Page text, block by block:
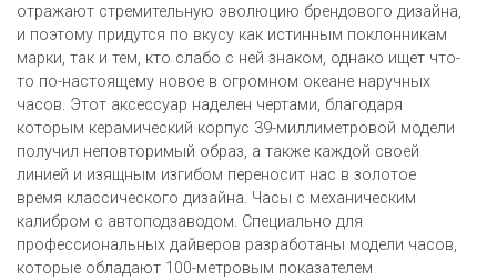
отражают стремительную эволюцию брендового дизайна,
и поэтому придутся по вкусу как истинным поклонникам
марки, так и тем, кто слабо с ней знаком, однако ищет что-
то по-настоящему новое в огромном океане наручных
часов. Этот аксессуар наделен чертами, благодаря
которым керамический корпус 39-миллиметровой модели
получил неповторимый образ, а также каждой своей
линией и изящным изгибом переносит нас в золотое
время классического дизайна. Часы с механическим
калибром с автоподзаводом. Специально для
профессиональных дайверов разработаны модели часов,
которые обладают 100-метровым показателем